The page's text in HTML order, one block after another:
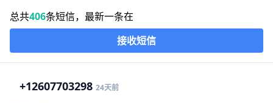
总共406条短信，最新一条在
接收短信
+12607703298 24天前